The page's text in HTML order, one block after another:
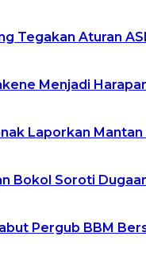
Tegakan Aturan
Menjadi
Laporkan
Bokol Soroti
Pergub BBM